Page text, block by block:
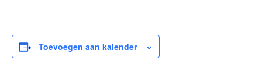
Toevoegen aan kalender